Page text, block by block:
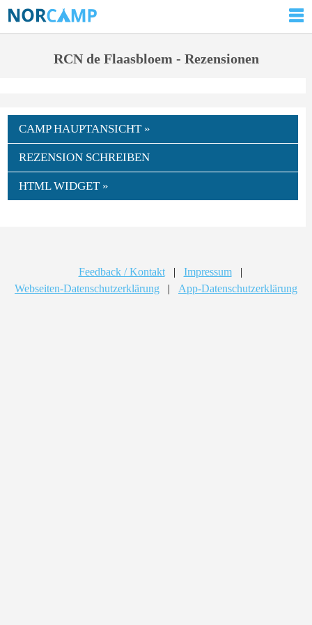
RCN de Flaasbloem - Rezensionen
CAMP HAUPTANSICHT »
REZENSION SCHREIBEN
HTML WIDGET »
Feedback / Kontakt | Impressum
|
Webseiten-Datenschutzerklärung
| App-Datenschutzerklärung